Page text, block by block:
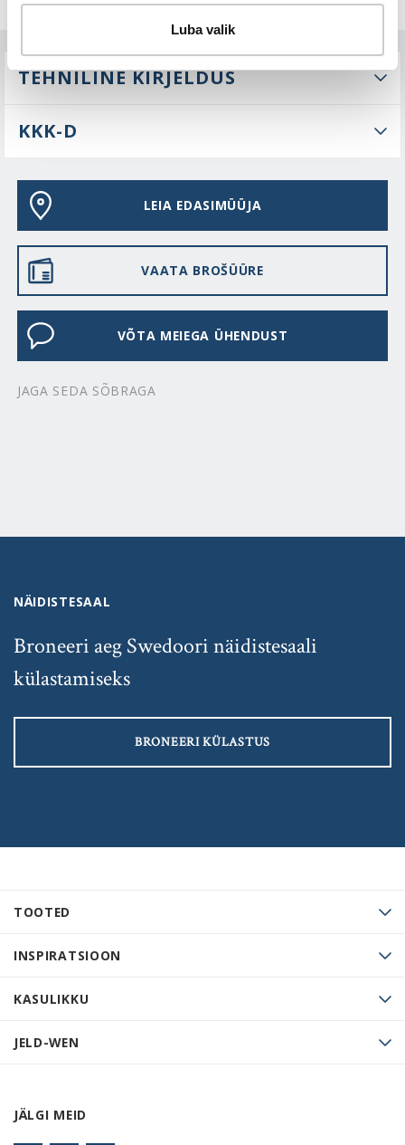
Luba valik
TEHNILINE KIRJELDUS
KKK-D
LEIA EDASIMÜÜJA
VAATA BROŠÜÜRE
VÕTA MEIEGA ÜHENDUST
JAGA SEDA SÕBRAGA
TOOTED
INSPIRATSIOON
KASULIKKU
JELD-WEN
JÄLGI MEID
NÄIDISTESAAL
Broneeri aeg Swedoori näidistesaali
külastamiseks
BRONEERI KÜLASTUS